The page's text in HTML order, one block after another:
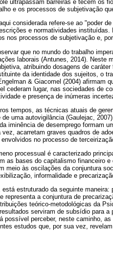
ultrapassam barreiras e tecem os
e os processos de subjetivação
considerada refere-se ao "poder
e normatividades
nos processos de subjetivação e,
que no mundo do trabalho
laborais (Antunes, 2014). Neste
atribuindo dosagens de
da identidade dos sujeitos, o
& Giacomel (2004) afirmam
cederam lugar, nas sociedades de
e presença de inúmeras
tempos, as técnicas atuais de
de uma autovigilância (Gaulejac,
iminência de desemprego formam
vez, acarretam graves quadros de
no processo de
processual é caracterizado
as bases do capitalismo financeiro
meio às oscilações da conjuntura
informalidade e
está estruturado da seguinte
representa a conjuntura de
teórico-metodológicas da
serviram de subsídio para
possível perceber, neste caminho,
estudos que, por sua vez,